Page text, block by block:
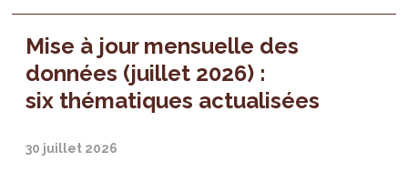
Mise à jour mensuelle des
données (juillet 2026) :
six thématiques actualisées
30 juillet 2026